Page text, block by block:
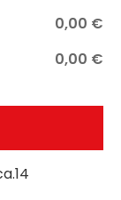
0,00 €
0,00 €